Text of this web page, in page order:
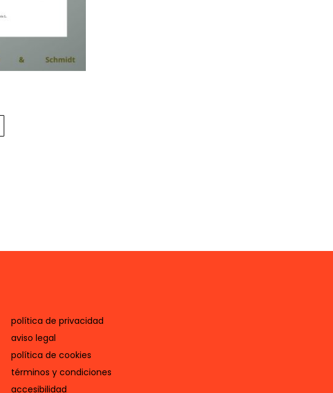
política de privacidad
aviso legal
política de cookies
términos y condiciones
accesibilidad